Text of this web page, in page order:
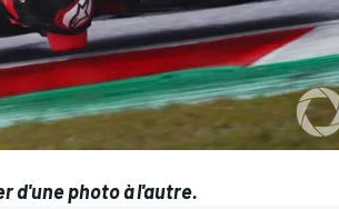
d'une photo à l'autre.